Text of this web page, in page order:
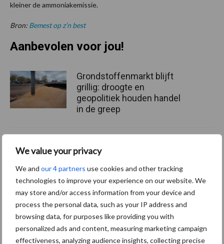
We value your privacy
We and our 4 partners use cookies and other tracking
technologies to improve your experience on our website. We
may store and/or access information from your device and
process the personal data, such as your IP address and
browsing data, for purposes like providing you with
personalized ads and content, measuring marketing campaign
effectiveness, analyzing audience insights, collecting precise
kleiner de ammoniakemissie.
Bron: Bemest op z’n best
Aanbevolen voor jou!
Grondstoffenmarkt blijft
grillig: droogte en
geopolitiek houden handel
in de greep
onderschatte risicofactor
voor mastitis
ForFarmers ziet volume en
marktaandeel groeien in
krimpende Nederlandse
markt